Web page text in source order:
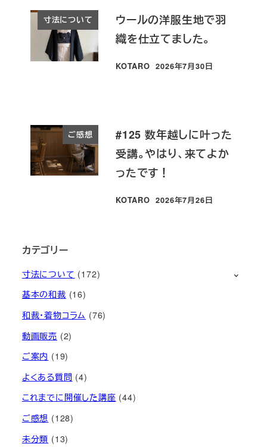
寸法について
ウールの洋服生地で羽
織を仕立てました。
KOTARO
投稿日
2026年7月30日
ご感想
#125 数年越しに叶った
受講。やはり、来てよか
ったです！
KOTARO
投稿日
2026年7月26日
カテゴリー
寸法について (172)
基本の和裁 (16)
和裁・着物コラム (76)
動画販売 (2)
ご案内 (19)
よくある質問 (4)
これまでに開催した講座 (44)
ご感想 (128)
未分類 (13)